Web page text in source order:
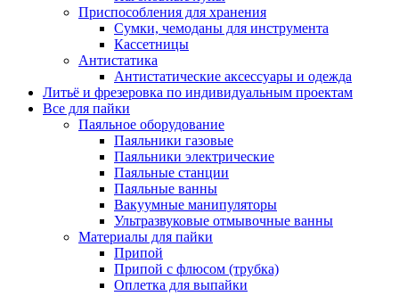
Приспособления для хранения
Сумки, чемоданы для инструмента
Кассетницы
Антистатика
Антистатические аксессуары и одежда
Литьё и фрезеровка по индивидуальным проектам
Все для пайки
Паяльное оборудование
Паяльники газовые
Паяльники электрические
Паяльные станции
Паяльные ванны
Вакуумные манипуляторы
Ультразвуковые отмывочные ванны
Материалы для пайки
Припой
Припой с флюсом (трубка)
Оплетка для выпайки